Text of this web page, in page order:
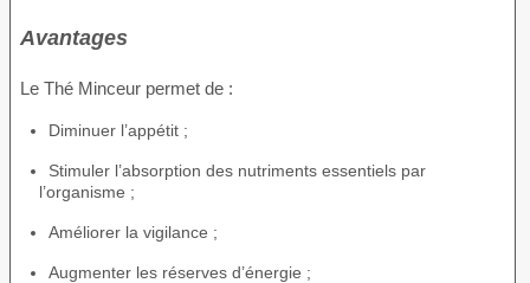
Avantages
Le Thé Minceur permet de :
Diminuer l’appétit ;
Stimuler l’absorption des nutriments essentiels par
l’organisme ;
Améliorer la vigilance ;
Augmenter les réserves d’énergie ;